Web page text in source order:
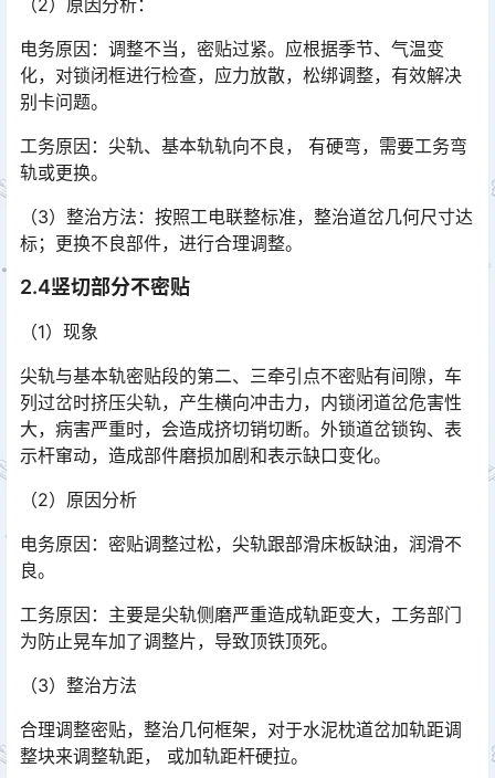
（2）原因分析：
电务原因：调整不当，密贴过紧。应根据季节、气温变
化，对锁闭框进行检查，应力放散，松绑调整，有效解决
别卡问题。
工务原因：尖轨、基本轨轨向不良， 有硬弯，需要工务弯
轨或更换。
（3）整治方法：按照工电联整标准，整治道岔几何尺寸达
标；更换不良部件，进行合理调整。
2.4竖切部分不密贴
（1）现象
尖轨与基本轨密贴段的第二、三牵引点不密贴有间隙，车
列过岔时挤压尖轨，产生横向冲击力，内锁闭道岔危害性
大，病害严重时，会造成挤切销切断。外锁道岔锁钩、表
示杆窜动，造成部件磨损加剧和表示缺口变化。󠅅󠅃󠄵󠅂󠄪󠇖󠆨󠆨󠇕󠆞󠆒󠅬󠇘󠆭󠆘󠇙󠆝󠅵󠇗󠆭󠆁󠄐󠇗󠅹󠅸󠇖󠆍󠅳󠇖󠅹󠅰󠇖󠆌󠅹
（2）原因分析
电务原因：密贴调整过松，尖轨跟部滑床板缺油，润滑不
良。
工务原因：主要是尖轨侧磨严重造成轨距变大，工务部门
为防止晃车加了调整片，导致顶铁顶死。
（3）整治方法
合理调整密贴，整治几何框架，对于水泥枕道岔加轨距调
整块来调整轨距， 或加轨距杆硬拉。